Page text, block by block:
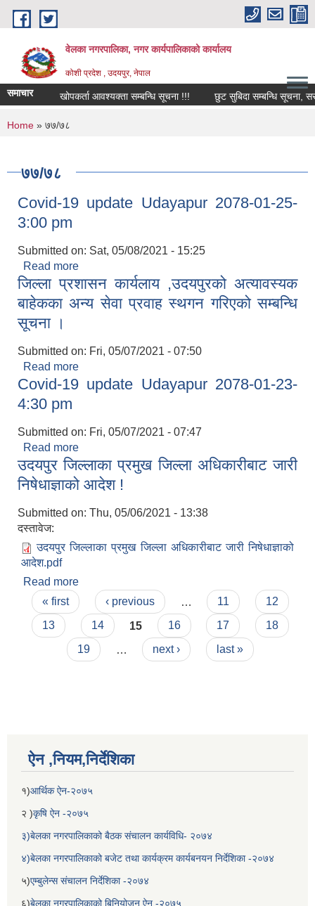
Skip to main content
वेलका नगरपालिका, नगर कार्यपालिकाको कार्यालय
कोशी प्रदेश , उदयपुर, नेपाल
समाचार खोपकर्ता आवश्यक्ता सम्बन्धि सूचना !!! छुट सुबिदा सम्बन्धि सूचना,
You are here
Home » ७७/७८
७७/७८
Covid-19 update Udayapur 2078-01-25-
3:00 pm
Submitted on: Sat, 05/08/2021 - 15:25
Read more
3:00 pm
जिल्ला प्रशासन कार्यलाय ,उदयपुरको अत्यावस्यक
बाहेकका अन्य सेवा प्रवाह स्थगन गरिएको सम्बन्धि
सूचना ।
Submitted on: Fri, 05/07/2021 - 07:50
Read more
बाहेकका अन्य सेवा प्रवाह स्थगन गरिएको सम्बन्धि सूचना ।
Covid-19 update Udayapur 2078-01-23-
4:30 pm
Submitted on: Fri, 05/07/2021 - 07:47
Read more
4:30 pm
उदयपुर जिल्लाका प्रमुख जिल्ला अधिकारीबाट जारी
निषेधाज्ञाको आदेश !
Submitted on: Thu, 05/06/2021 - 13:38
दस्तावेज:
उदयपुर जिल्लाका प्रमुख जिल्ला अधिकारीबाट जारी निषेधाज्ञाको
आदेश.pdf
Read more
निषेधाज्ञाको आदेश !
Pages
« first ‹ previous 11
12
13
14 15 16 17
18
19
next › last »
ऐन ,नियम,निर्देशिका
१)आर्थिक ऐन-२०७५
२ )कृषि ऐन -२०७५
३)बेलका नगरपालिकाको बैठक संचालन कार्यविधि- २०७४
४)बेलका नगरपालिकाको बजेट तथा कार्यक्रम कार्यबनयन निर्देशिका -२०७४
५)एम्बुलेन्स संचालन निर्देशिका -२०७४
६)बेलका नगरपालिकाको बिनियोजन ऐन -२०७५